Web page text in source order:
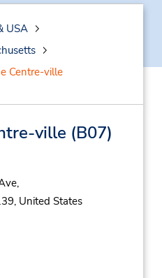
USA
Centre-ville
ville (B07)
United States